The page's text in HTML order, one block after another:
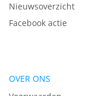
Nieuwsoverzicht
Facebook actie
OVER ONS